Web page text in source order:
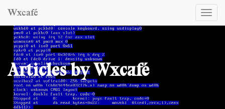
Wxcafé
Articles by Wxcafé